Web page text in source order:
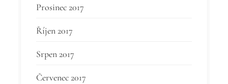
Prosinec 2017
Říjen 2017
Srpen 2017
Červenec 2017